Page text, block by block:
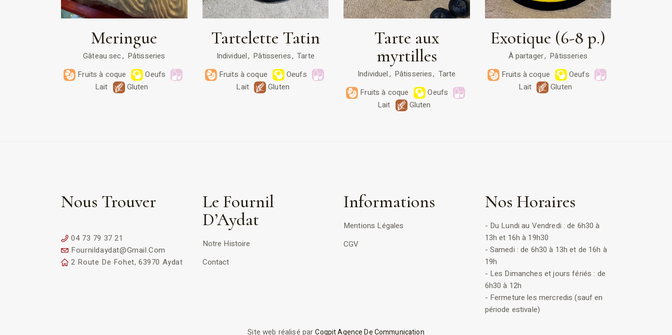
Meringue
Gâteau sec
Pâtisseries
Fruits à coque
Oeufs
Lait
Gluten
Tartelette Tatin
Individuel Pâtisseries Tarte
Fruits à coque
Oeufs
Lait
Gluten
Tarte aux
myrtilles
Individuel Pâtisseries
Tarte
Fruits à coque
Oeufs
Lait
Gluten
Exotique (6-8 p.)
À partager Pâtisseries
Fruits à coque
Oeufs
Lait
Gluten
Nous Trouver
04 73 79 37 21
Fournildaydat@gmail.com
2 Route De Fohet, 63970 Aydat
Le Fournil
D’Aydat
Notre Histoire
Contact
Informations
Mentions Légales
CGV
Nos Horaires
- Du Lundi au Vendredi : de 6h30 à
13h et 16h à 19h30
- Samedi : de 6h30 à 13h et de 16h à
19h
- Les Dimanches et jours fériés : de
6h30 à 12h
- Fermeture les mercredis (sauf en
période estivale)
Site web réalisé parCoqpit Agence De Communication